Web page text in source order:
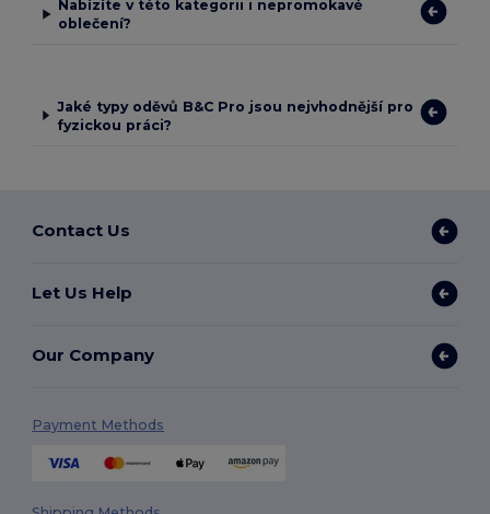
Nabízíte v této kategorii i nepromokavé
oblečení?
Jaké typy oděvů B&C Pro jsou nejvhodnější pro
fyzickou práci?
Contact Us
Let Us Help
Our Company
Payment Methods